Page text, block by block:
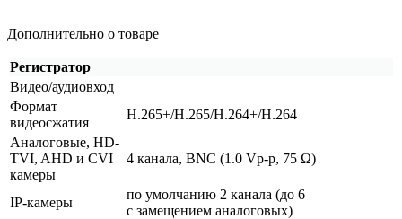
Дополнительно о товаре
Регистратор
Видео/аудиовход
Формат
видеосжатия
H.265+/H.265/H.264+/H.264
Аналоговые, HD-
TVI, AHD и CVI
камеры
4 канала, BNC (1 .0 Vp-p, 75 Ω)
IP-камеры
по умолчанию 2 канала (до 6
с замещением аналоговых)